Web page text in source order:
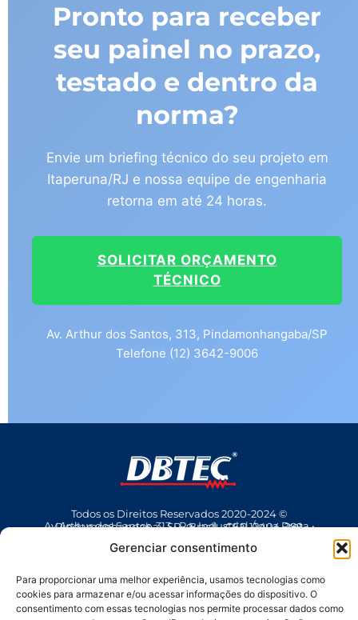
Gerenciar consentimento
Para proporcionar uma melhor experiência, usamos tecnologias como
cookies para armazenar e/ou acessar informações do dispositivo. O
consentimento com essas tecnologias nos permite processar dados como
Pronto para receber
seu painel no prazo,
testado e dentro da
norma?
Envie um briefing técnico do seu projeto em
Itaperuna/RJ e nossa equipe de engenharia
retorna em até 24 horas.
SOLICITAR ORÇAMENTO
TÉCNICO
Av. Arthur dos Santos, 313, Pindamonhangaba/SP
Telefone (12) 3642-9006
Todos os Direitos Reservados 2020-2024 ©
Av Arthur dos Santos, 313 • Pq. Industrial Água Preta • Pindamonhangaba • SP • Brasil • CEP 12404-289